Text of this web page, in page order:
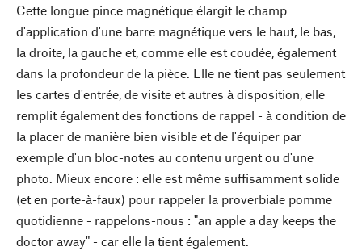
Cette longue pince magnétique élargit le champ
d'application d'une barre magnétique vers le haut, le bas,
la droite, la gauche et, comme elle est coudée, également
dans la profondeur de la pièce. Elle ne tient pas seulement
les cartes d'entrée, de visite et autres à disposition, elle
remplit également des fonctions de rappel - à condition de
la placer de manière bien visible et de l'équiper par
exemple d'un bloc-notes au contenu urgent ou d'une
photo. Mieux encore : elle est même suffisamment solide
(et en porte-à-faux) pour rappeler la proverbiale pomme
quotidienne - rappelons-nous : "an apple a day keeps the
doctor away" - car elle la tient également.